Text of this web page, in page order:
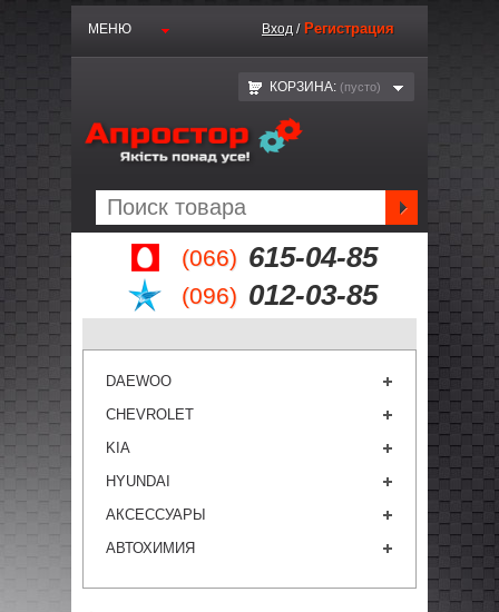
(066) 615-04-85
(096) 012-03-85
МЕНЮ Вход / Регистрация
КОРЗИНА: (пустo)
DAEWOO
CHEVROLET
KIA
HYUNDAI
АКСЕССУАРЫ
АВТОХИМИЯ